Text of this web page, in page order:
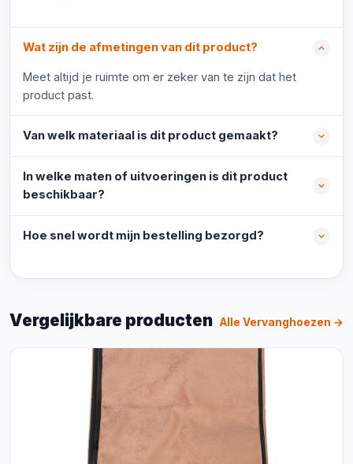
Wat zijn de afmetingen van dit product?
Meet altijd je ruimte om er zeker van te zijn dat het
product past.
Van welk materiaal is dit product gemaakt?
In welke maten of uitvoeringen is dit product
beschikbaar?
Hoe snel wordt mijn bestelling bezorgd?
Vergelijkbare producten Alle Vervanghoezen →